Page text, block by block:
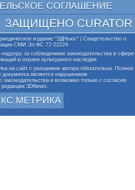
СОГЛАШЕНИЕ
ЗАЩИЩЕНО CURATOR
издание "3ДНьюс" | Свидетельство о
СМИ Эл ФС 77-22224
за соблюдением законодательства в сфере
и охране культурного наследия
на сайт с указанием автора обязательна. Полное
документа является нарушением
законодательства и возможно только с согласия
редакции 3DNews.